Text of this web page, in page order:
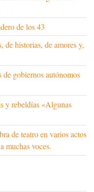
de los 43
historias, de amores y,
gobiernos autónomos
y rebeldías «Algunas
de teatro en varios actos
muchas voces.